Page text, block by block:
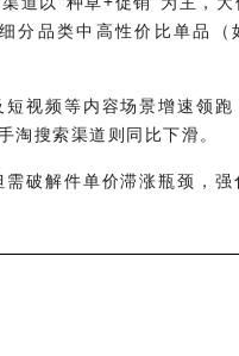
分品类中高性价比单品（
视频等内容场景增速领
淘搜索渠道则同比下滑。
破解件单价滞涨瓶颈，